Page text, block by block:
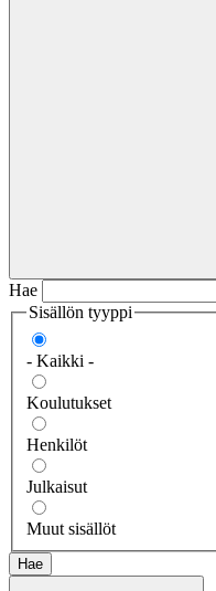
Hae
Sisällön tyyppi
- Kaikki -
Koulutukset
Henkilöt
Julkaisut
Muut sisällöt